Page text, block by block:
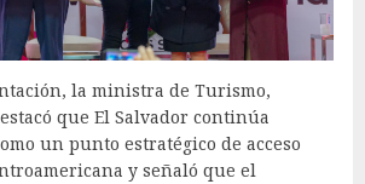
la ministra de Turismo,
que El Salvador continúa
un punto estratégico de acceso
y señaló que el